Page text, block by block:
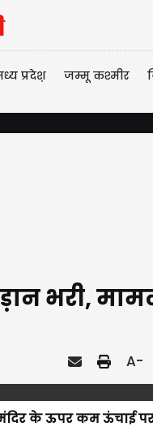
प्रदेश़ जम्मू कश्मीर
भरी,
A-
मंदिर के ऊपर कम ऊंचाई